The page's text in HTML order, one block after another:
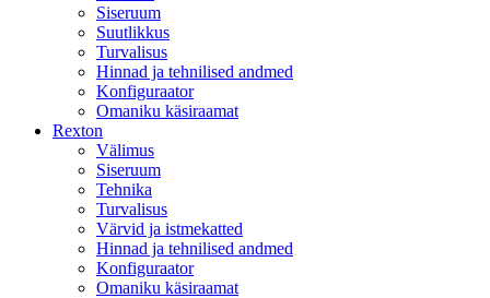
Siseruum
Suutlikkus
Turvalisus
Hinnad ja tehnilised andmed
Konfiguraator
Omaniku käsiraamat
Rexton
Välimus
Siseruum
Tehnika
Turvalisus
Värvid ja istmekatted
Hinnad ja tehnilised andmed
Konfiguraator
Omaniku käsiraamat